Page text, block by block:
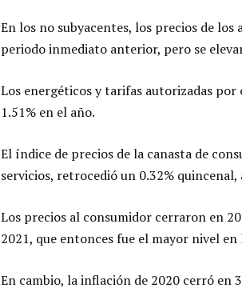
En los no subyacentes, los precios de
periodo inmediato anterior, pero se
Los energéticos y tarifas autorizadas por
1.51% en el año.
El índice de precios de la canasta de
servicios, retrocedió un 0.32% quincenal,
Los precios al consumidor cerraron en
2021, que entonces fue el mayor nivel
En cambio, la inflación de 2020 cerró en